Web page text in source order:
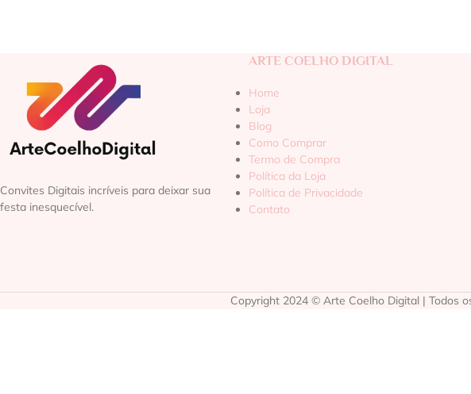
Convites Digitais incríveis para deixar sua
festa inesquecível.
ARTE COELHO DIGITAL
Home
Loja
Blog
Como Comprar
Termo de Compra
Política da Loja
Política de Privacidade
Contato
Copyright 2024 © Arte Coelho Digital | Todos